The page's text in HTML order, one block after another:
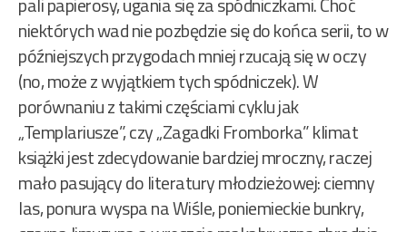
niektórych wad nie pozbędzie się do końca serii, to w
późniejszych przygodach mniej rzucają się w oczy
(no, może z wyjątkiem tych spódniczek). W
porównaniu z takimi częściami cyklu jak
„Templariusze”, czy „Zagadki Fromborka” klimat
książki jest zdecydowanie bardziej mroczny, raczej
mało pasujący do literatury młodzieżowej: ciemny
las, ponura wyspa na Wiśle, poniemieckie bunkry,